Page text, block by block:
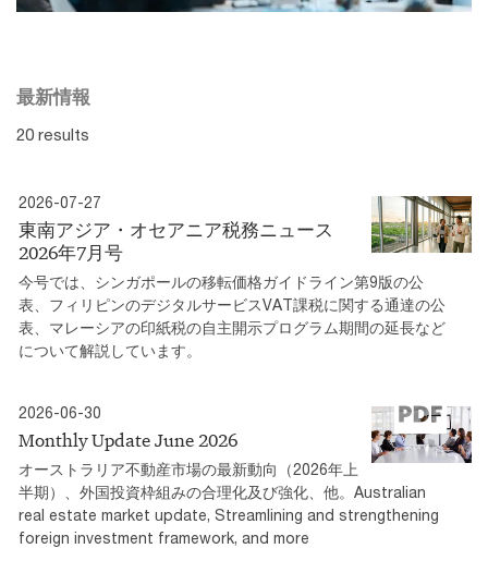
最新情報
20 results
2026-07-27
東南アジア・オセアニア税務ニュース
2026年7月号
今号では、シンガポールの移転価格ガイドライン第9版の公
表、フィリピンのデジタルサービスVAT課税に関する通達の公
表、マレーシアの印紙税の自主開示プログラム期間の延長など
について解説しています。
2026-06-30
Monthly Update June 2026
オーストラリア不動産市場の最新動向（2026年上
半期）、外国投資枠組みの合理化及び強化、他。Australian
real estate market update, Streamlining and strengthening
foreign investment framework, and more